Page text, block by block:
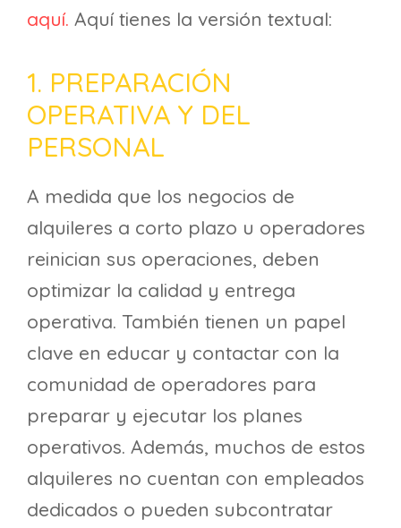
aquí. Aquí tienes la versión textual:
1. PREPARACIÓN
OPERATIVA Y DEL
PERSONAL
A medida que los negocios de
alquileres a corto plazo u operadores
reinician sus operaciones, deben
optimizar la calidad y entrega
operativa. También tienen un papel
clave en educar y contactar con la
comunidad de operadores para
preparar y ejecutar los planes
operativos. Además, muchos de estos
alquileres no cuentan con empleados
dedicados o pueden subcontratar